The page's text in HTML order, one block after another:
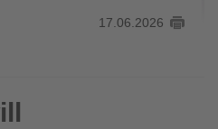
17.06.2026
auf 30